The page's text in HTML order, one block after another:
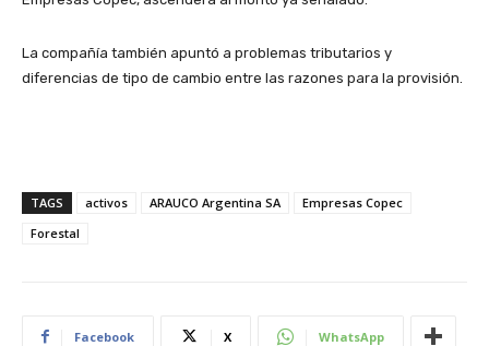
La compañía también apuntó a problemas tributarios y
diferencias de tipo de cambio entre las razones para la provisión.
TAGS activos ARAUCO Argentina SA
Empresas Copec
Forestal
Facebook X WhatsApp